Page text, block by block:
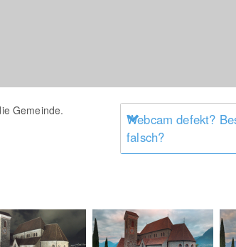
Gemeinde.
Webcam defekt?
falsch?